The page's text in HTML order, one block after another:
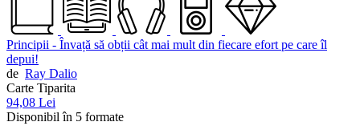
Principii - Învață să obții cât mai mult din fiecare efort pe care îl
depui!
de Ray Dalio
Carte Tiparita
94,08 Lei
Disponibil în 5 formate